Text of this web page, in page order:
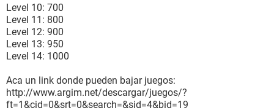
Level 10: 700
Level 11: 800
Level 12: 900
Level 13: 950
Level 14: 1000
Aca un link donde pueden bajar juegos:
http://www.argim.net/descargar/juegos/?
ft=1&cid=0&srt=0&search=&sid=4&bid=19